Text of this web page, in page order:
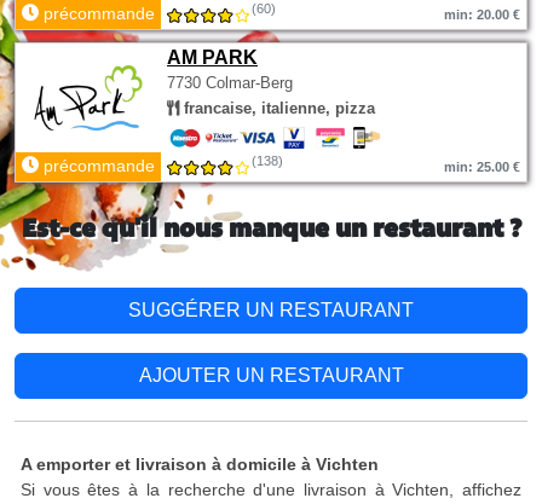
précommande (60) min: 20.00 €
AM PARK
7730 Colmar-Berg
francaise, italienne, pizza
précommande (138) min: 25.00 €
Est-ce qu'il nous manque un restaurant ?
SUGGÉRER UN RESTAURANT
AJOUTER UN RESTAURANT
A emporter et livraison à domicile à Vichten
Si vous êtes à la recherche d'une livraison à Vichten, affichez